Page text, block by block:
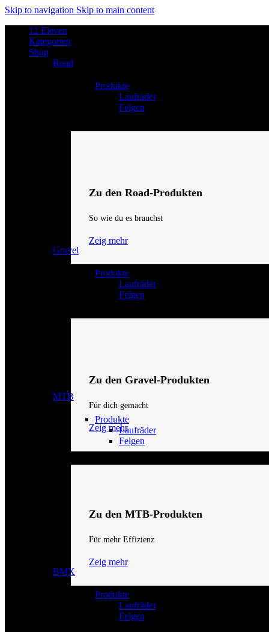
Skip to navigation Skip to main content
12 Eleven
Kategorien
Shop
Road
Produkte
Laufräder
Felgen
Zu den Road-Produkten
So wie du es brauchst
Zeig mehr
Gravel
Produkte
Laufräder
Felgen
Zu den Gravel-Produkten
Für dich gemacht
Zeig mehr
MTB
Produkte
Laufräder
Felgen
Zu den MTB-Produkten
Für mehr Effizienz
Zeig mehr
BMX
Produkte
Laufräder
Felgen